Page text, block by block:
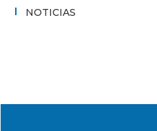
NOTICIAS